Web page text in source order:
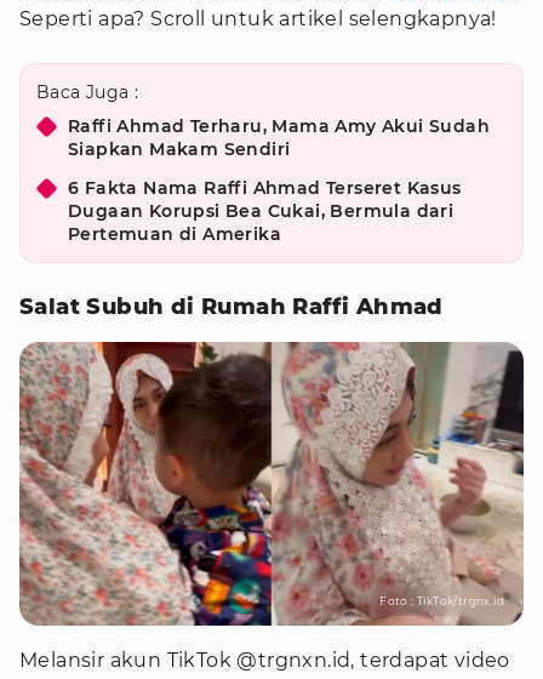
Seperti apa? Scroll untuk artikel selengkapnya!
Baca Juga :
Raffi Ahmad Terharu, Mama Amy Akui Sudah
Siapkan Makam Sendiri
6 Fakta Nama Raffi Ahmad Terseret Kasus
Dugaan Korupsi Bea Cukai, Bermula dari
Pertemuan di Amerika
Salat Subuh di Rumah Raffi Ahmad
Foto : TikTok/trgnx.id
Melansir akun TikTok @trgnxn.id, terdapat video